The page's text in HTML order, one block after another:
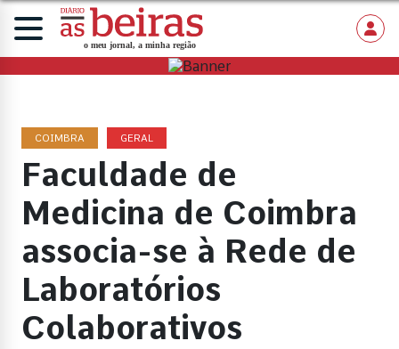
COIMBRA GERAL
Faculdade de
Medicina de Coimbra
associa-se à Rede de
Laboratórios
Colaborativos